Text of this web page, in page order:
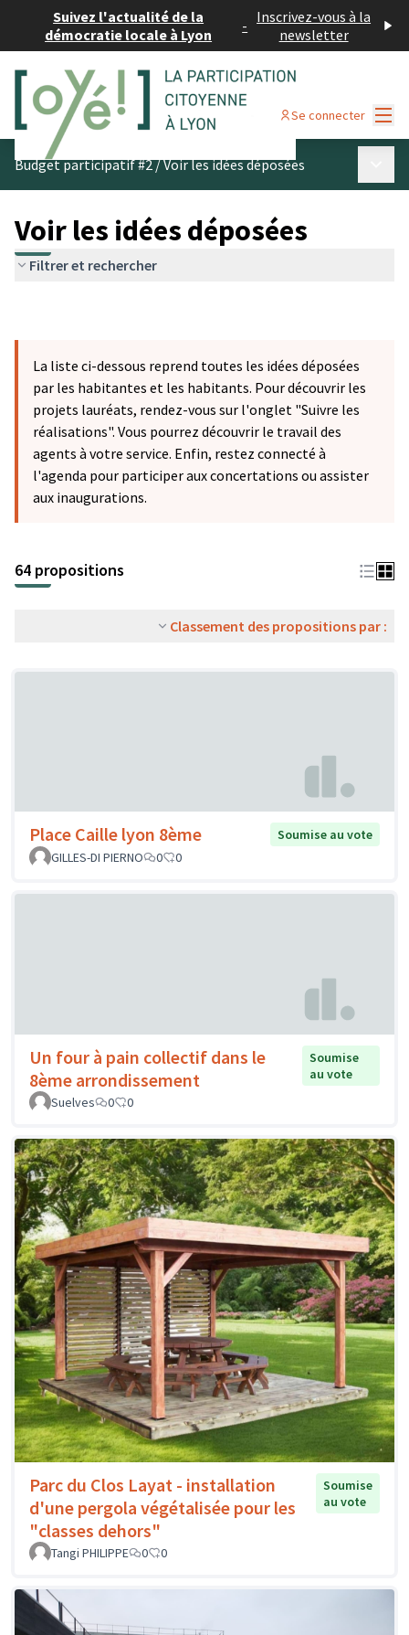
Suivez l'actualité de la
démocratie locale à Lyon
- Inscrivez-vous à la
newsletter
Se connecter
Budget participatif #2/Voir les idées déposées
Voir les idées déposées
Filtrer et rechercher
La liste ci-dessous reprend toutes les idées déposées
par les habitantes et les habitants. Pour découvrir les
projets lauréats, rendez-vous sur l'onglet "Suivre les
réalisations". Vous pourrez découvrir le travail des
agents à votre service. Enfin, restez connecté à
l'agenda pour participer aux concertations ou assister
aux inaugurations.
64 propositions
Classement des propositions par :
Place Caille lyon 8ème
Soumise au vote
GILLES-DI PIERNO
0 0
Un four à pain collectif dans le
8ème arrondissement
Soumise
au vote
Suelves
0 0
Parc du Clos Layat - installation
d'une pergola végétalisée pour les
"classes dehors"
Soumise
au vote
Tangi PHILIPPE 0 0